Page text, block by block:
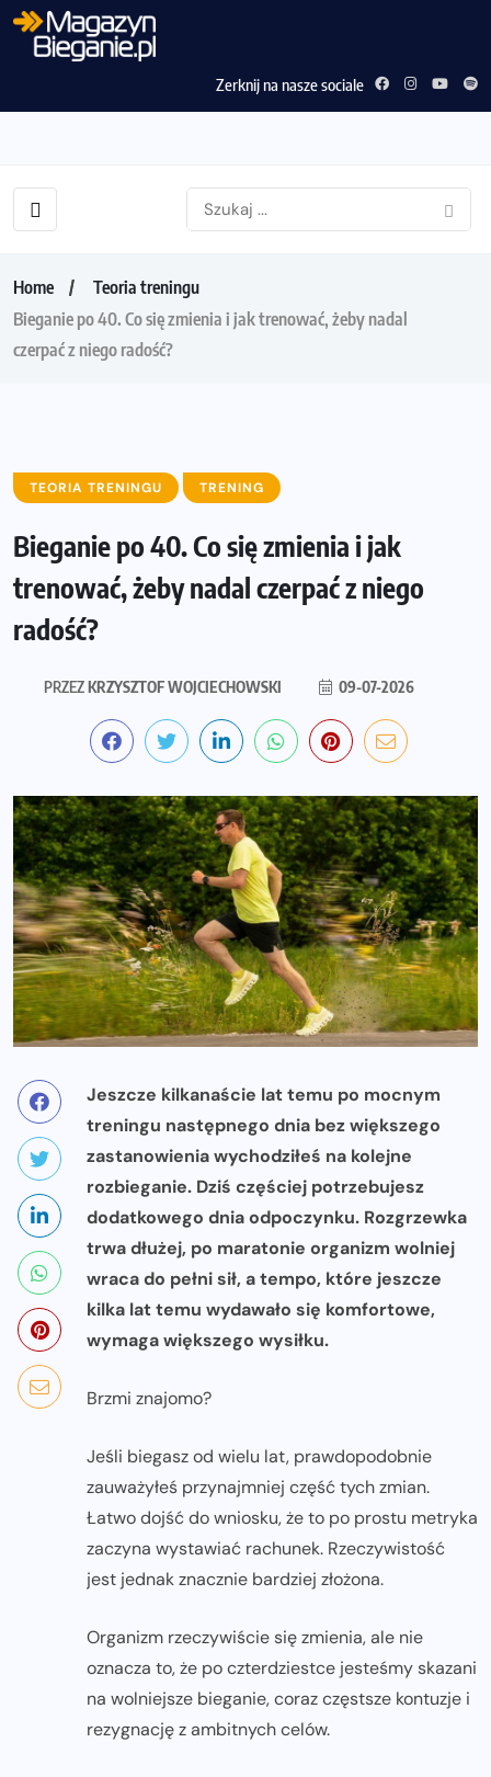
Zerknij na nasze sociale
Home
Teoria treningu
Bieganie po 40. Co się zmienia i jak trenować, żeby nadal
czerpać z niego radość?
TEORIA TRENINGU TRENING
Bieganie po 40. Co się zmienia i jak
trenować, żeby nadal czerpać z niego
radość?
PRZEZKRZYSZTOF WOJCIECHOWSKI 09-07-2026
Jeszcze kilkanaście lat temu po mocnym
treningu następnego dnia bez większego
zastanowienia wychodziłeś na kolejne
rozbieganie. Dziś częściej potrzebujesz
dodatkowego dnia odpoczynku. Rozgrzewka
trwa dłużej, po maratonie organizm wolniej
wraca do pełni sił, a tempo, które jeszcze
kilka lat temu wydawało się komfortowe,
wymaga większego wysiłku.
Brzmi znajomo?
Jeśli biegasz od wielu lat, prawdopodobnie
zauważyłeś przynajmniej część tych zmian.
Łatwo dojść do wniosku, że to po prostu metryka
zaczyna wystawiać rachunek. Rzeczywistość
jest jednak znacznie bardziej złożona.
Organizm rzeczywiście się zmienia, ale nie
oznacza to, że po czterdziestce jesteśmy skazani
na wolniejsze bieganie, coraz częstsze kontuzje i
rezygnację z ambitnych celów.